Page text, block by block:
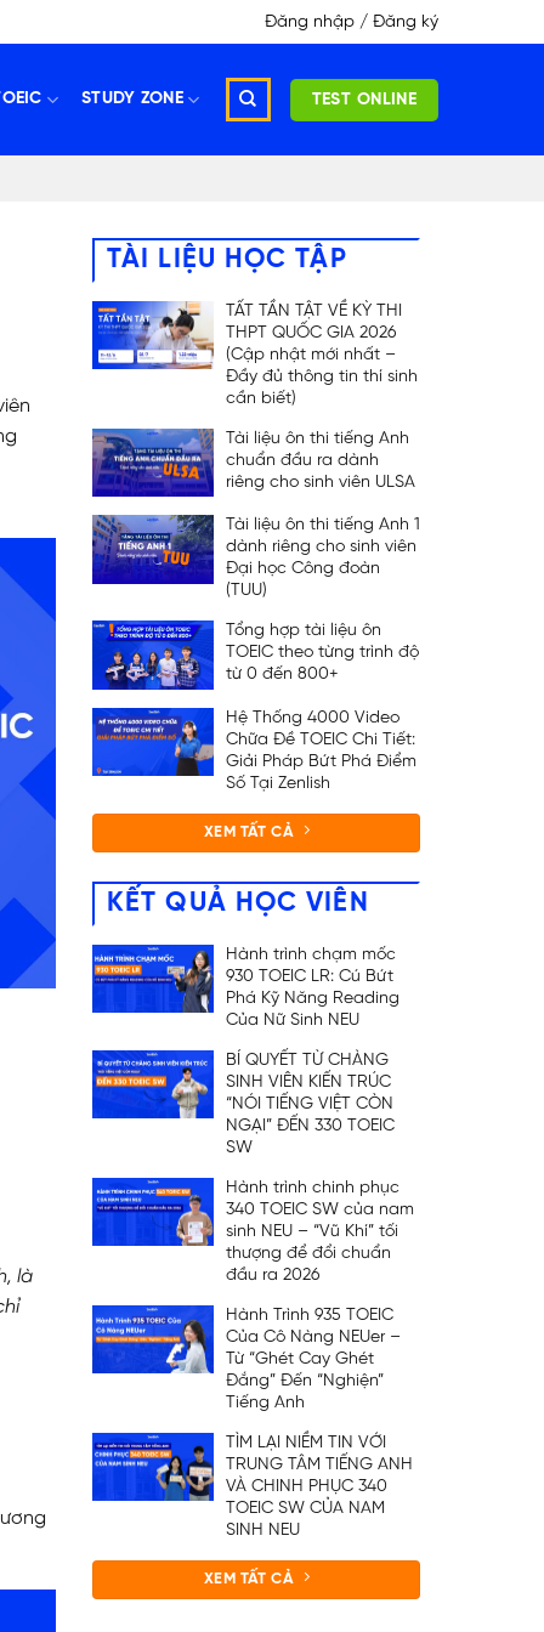
Đăng nhập / Đăng ký
STUDY ZONE TEST ONLINE
là
TÀI LIỆU HỌC TẬP
TẤT TẦN TẬT VỀ KỲ THI
THPT QUỐC GIA 2026
(Cập nhật mới nhất –
Đầy đủ thông tin thí sinh
cần biết)
Tài liệu ôn thi tiếng Anh
chuẩn đầu ra dành
riêng cho sinh viên ULSA
Tài liệu ôn thi tiếng Anh 1
dành riêng cho sinh viên
Đại học Công đoàn
(TUU)
Tổng hợp tài liệu ôn
TOEIC theo từng trình độ
từ 0 đến 800+
Hệ Thống 4000 Video
Chữa Đề TOEIC Chi Tiết:
Giải Pháp Bứt Phá Điểm
Số Tại Zenlish
XEM TẤT CẢ
KẾT QUẢ HỌC VIÊN
Hành trình chạm mốc
930 TOEIC LR: Cú Bứt
Phá Kỹ Năng Reading
Của Nữ Sinh NEU
BÍ QUYẾT TỪ CHÀNG
SINH VIÊN KIẾN TRÚC
“NÓI TIẾNG VIỆT CÒN
NGẠI” ĐẾN 330 TOEIC
SW
Hành trình chinh phục
340 TOEIC SW của nam
sinh NEU – “Vũ Khí” tối
thượng để đổi chuẩn
đầu ra 2026
Hành Trình 935 TOEIC
Của Cô Nàng NEUer –
Từ “Ghét Cay Ghét
Đắng” Đến “Nghiện”
Tiếng Anh
TÌM LẠI NIỀM TIN VỚI
TRUNG TÂM TIẾNG ANH
VÀ CHINH PHỤC 340
TOEIC SW CỦA NAM
SINH NEU
XEM TẤT CẢ